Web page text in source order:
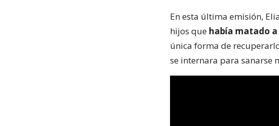
En esta última emisión,
hijos que había matado
única forma de
se internara para sanarse